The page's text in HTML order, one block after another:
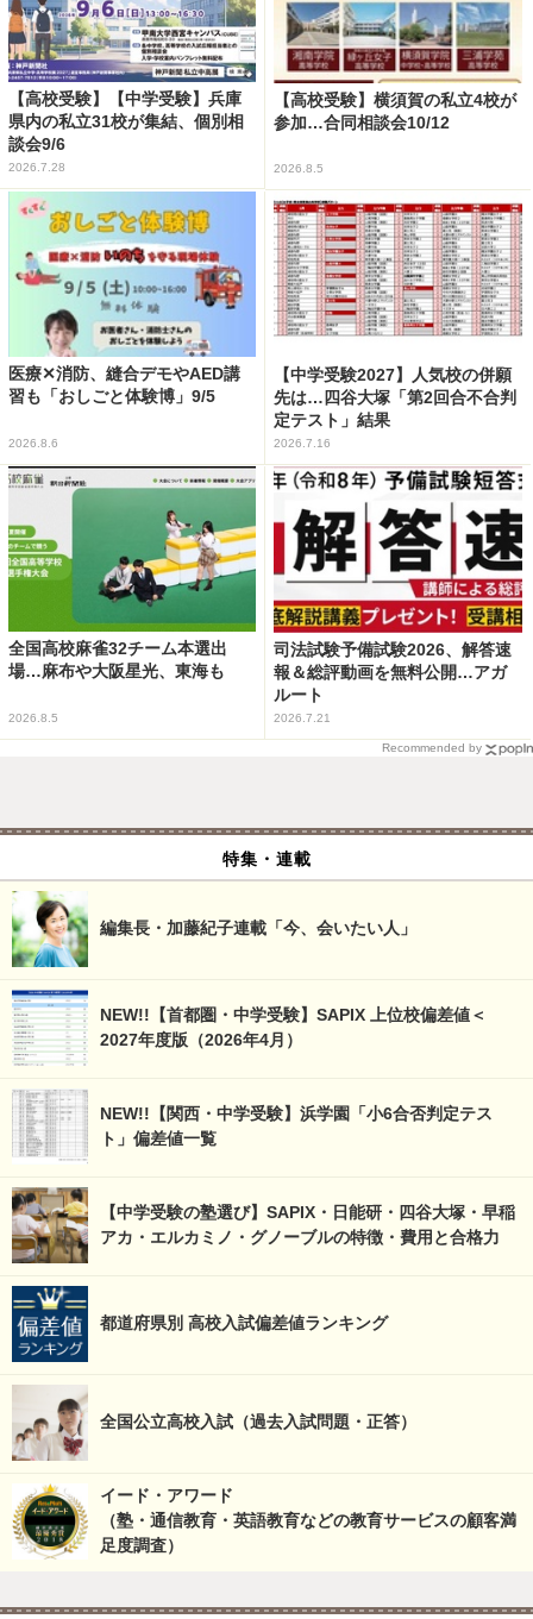
【高校受験】【中学受験】兵庫
県内の私立31校が集結、個別相
談会9/6
2026.7.28
【高校受験】横須賀の私立4校が
参加…合同相談会10/12
2026.8.5
医療✕消防、縫合デモやAED講
習も「おしごと体験博」9/5
2026.8.6
【中学受験2027】人気校の併願
先は…四谷大塚「第2回合不合判
定テスト」結果
2026.7.16
全国高校麻雀32チーム本選出
場…麻布や大阪星光、東海も
2026.8.5
司法試験予備試験2026、解答速
報＆総評動画を無料公開…アガ
ルート
2026.7.21
Recommended by
特集・連載
編集長・加藤紀子連載「今、会いたい人」
NEW!!【首都圏・中学受験】SAPIX 上位校偏差値＜
2027年度版（2026年4月）
NEW!!【関西・中学受験】浜学園「小6合否判定テス
ト」偏差値一覧
【中学受験の塾選び】SAPIX・日能研・四谷大塚・早稲
アカ・エルカミノ・グノーブルの特徴・費用と合格力
都道府県別 高校入試偏差値ランキング
全国公立高校入試（過去入試問題・正答）
イード・アワード
（塾・通信教育・英語教育などの教育サービスの顧客満
足度調査）